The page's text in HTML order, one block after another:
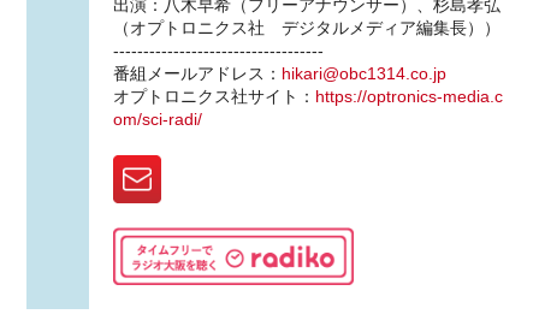
出演：八木早希（フリーアナウンサー）、杉島孝弘
（オプトロニクス社 デジタルメディア編集長））
-----------------------------------
番組メールアドレス： hikari@obc1314.co.jp
オプトロニクス社サイト： https://optronics-media.c
om/sci-radi/